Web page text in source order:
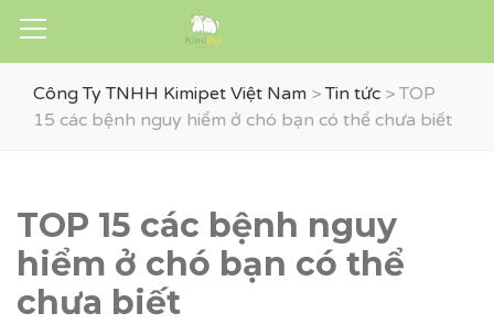
Công Ty TNHH Kimipet Việt Nam >Tin tức > TOP
15 các bệnh nguy hiểm ở chó bạn có thể chưa biết
TOP 15 các bệnh nguy
hiểm ở chó bạn có thể
chưa biết